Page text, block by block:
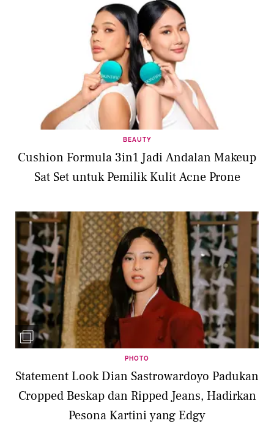
BEAUTY
Cushion Formula 3in1 Jadi Andalan Makeup
Sat Set untuk Pemilik Kulit Acne Prone
PHOTO
Statement Look Dian Sastrowardoyo Padukan
Cropped Beskap dan Ripped Jeans, Hadirkan
Pesona Kartini yang Edgy